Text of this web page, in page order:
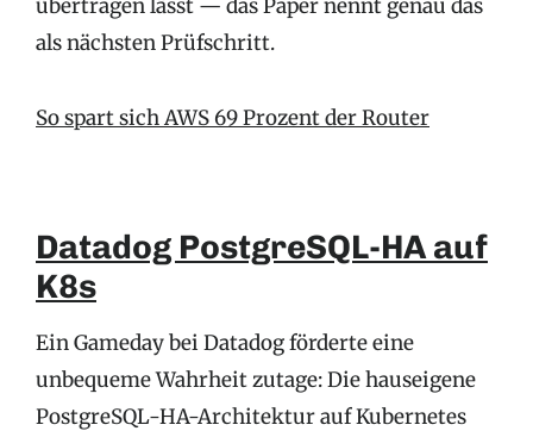
übertragen lässt — das Paper nennt genau das
als nächsten Prüfschritt.
So spart sich AWS 69 Prozent der Router
Datadog PostgreSQL-HA auf
K8s
Ein Gameday bei Datadog förderte eine
unbequeme Wahrheit zutage: Die hauseigene
PostgreSQL-HA-Architektur auf Kubernetes